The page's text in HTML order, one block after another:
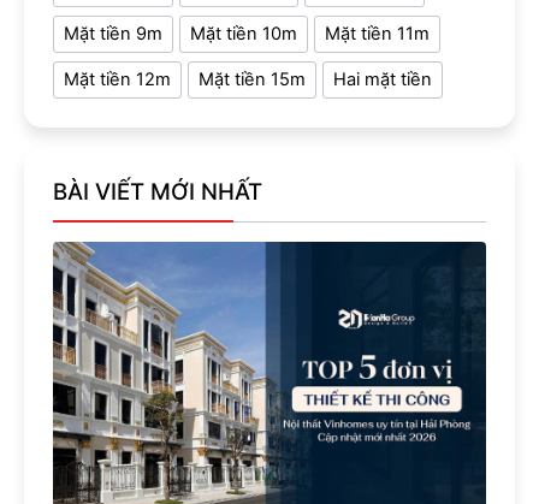
Mặt tiền 9m Mặt tiền 10m Mặt tiền 11m
Mặt tiền 12m Mặt tiền 15m Hai mặt tiền
BÀI VIẾT MỚI NHẤT